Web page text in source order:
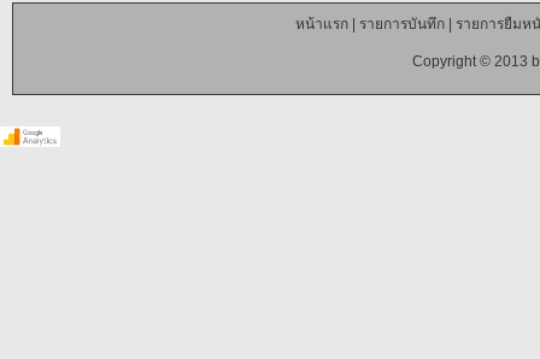
หน้าแรก| รายการบันทึก| รายการยืมห
Copyright © 2013